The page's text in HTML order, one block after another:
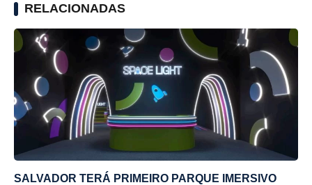
RELACIONADAS
SALVADOR TERÁ PRIMEIRO PARQUE IMERSIVO